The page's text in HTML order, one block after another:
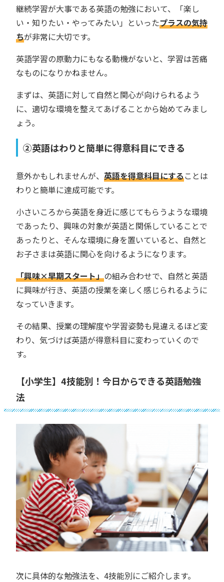
継続学習が大事である英語の勉強において、「楽し
い・知りたい・やってみたい」といったプラスの気持
ちが非常に大切です。
英語学習の原動力にもなる動機がないと、学習は苦痛
なものになりかねません。
まずは、英語に対して自然と関心が向けられるよう
に、適切な環境を整えてあげることから始めてみまし
ょう。
②英語はわりと簡単に得意科目にできる
意外かもしれませんが、 英語を得意科目にすることは
わりと簡単に達成可能です。
小さいころから英語を身近に感じてもらうような環境
であったり、興味の対象が英語と関係していることで
あったりと、そんな環境に身を置いていると、自然と
お子さまは英語に関心を向けるようになります。
「興味×早期スタート」の組み合わせで、自然と英語
に興味が行き、英語の授業を楽しく感じられるように
なっていきます。
その結果、授業の理解度や学習姿勢も見違えるほど変
わり、気づけば英語が得意科目に変わっていくので
す。
【小学生】4技能別！今日からできる英語勉強
法
次に具体的な勉強法を、4技能別にご紹介します。